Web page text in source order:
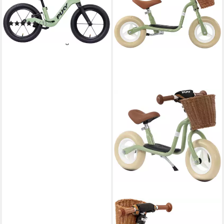
12 & 14
(1)
199,99 €
am nächsten Werktag bei dir
PUKY
Laufrad LR M CLASSIC